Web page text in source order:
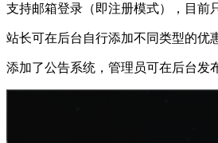
支持邮箱登录（即注册模式），目前
站长可在后台自行添加不同类型的优
添加了公告系统，管理员可在后台发